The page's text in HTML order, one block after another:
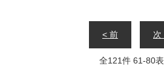
< 前 次
全121件 61-80